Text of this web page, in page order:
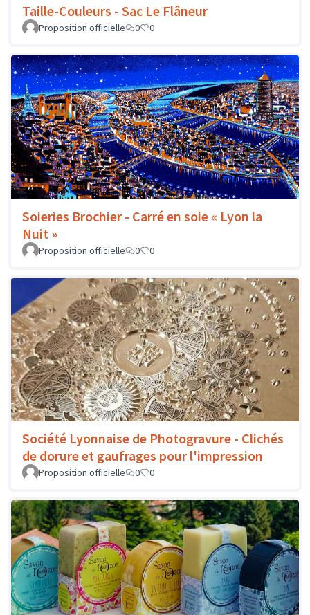
Taille-Couleurs - Sac Le Flâneur
Proposition officielle 0 0
Soieries Brochier - Carré en soie « Lyon la
Nuit »
Proposition officielle 0 0
Société Lyonnaise de Photogravure - Clichés
de dorure et gaufrages pour l'impression
Proposition officielle 0 0